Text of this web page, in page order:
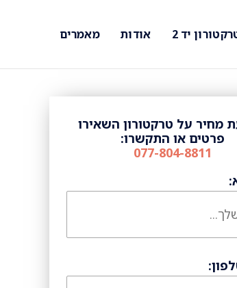
יד 2 אודות מאמרים
מחיר על טרקטורון השאירו
פרטים או התקשרו:
077-804-8811